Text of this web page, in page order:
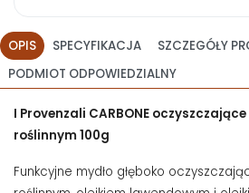
OPIS SPECYFIKACJA SZCZEGÓŁY
PODMIOT ODPOWIEDZIALNY
I Provenzali CARBONE
roślinnym 100g
Funkcyjne mydło głęboko